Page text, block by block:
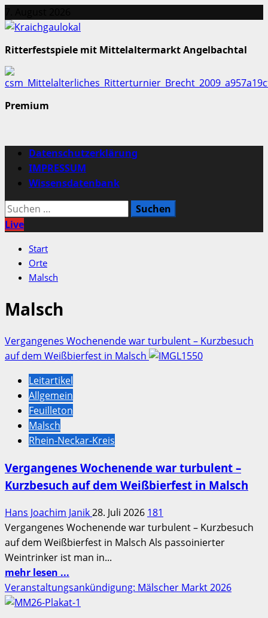
Inhalt
Ritterfestspiele mit Mittelaltermarkt Angelbachtal
Premium
Primäres
Menü
Datenschutzerklärung
IMPRESSUM
Wissensdatenbank
Suchen
nach:
Live
Start
Orte
Malsch
Malsch
Vergangenes Wochenende war turbulent – Kurzbesuch
auf dem Weißbierfest in Malsch
Leitartikel
Allgemein
Feuilleton
Malsch
Rhein-Neckar-Kreis
Vergangenes Wochenende war turbulent –
Kurzbesuch auf dem Weißbierfest in Malsch
Hans Joachim Janik28. Juli 2026 181
Vergangenes Wochenende war turbulent – Kurzbesuch
auf dem Weißbierfest in Malsch Als passoinierter
Weintrinker ist man in...
mehr lesen ...
Informationen
über
Veranstaltungsankündigung: Mälscher Markt 2026